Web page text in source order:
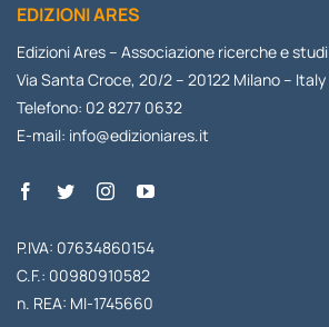
EDIZIONI ARES
Edizioni Ares – Associazione ricerche e studi
Via Santa Croce, 20/2 – 20122 Milano – Italy
Telefono: 02 8277 0632
E-mail: info@edizioniares.it
P.IVA: 07634860154
C.F.: 00980910582
n. REA: MI-1745660